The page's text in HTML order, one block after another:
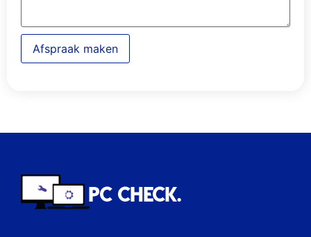
Afspraak maken